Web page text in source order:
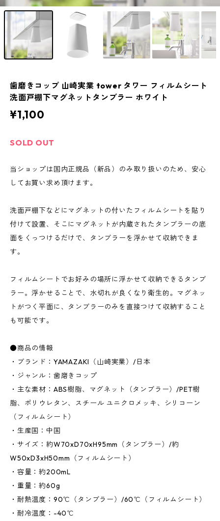
歯磨きコップ 山崎実業 tower タワー フィルムシート
洗面戸棚下マグネットタンブラー ホワイト
¥1,100
SOLD OUT
当ショップは国内正規品（新品）のみ取り扱いのため、安心
してお買い求め頂けます。
洗面戸棚下などにマグネットの付いたフィルムシートを貼り
付けて設置、そこにマグネットが内蔵されたタンブラーの底
面をくっつけるだけで、タンブラーを浮かせて収納できま
す。
フィルムシートでお好みの場所に浮かせて収納できるタンブ
ラー。浮かせることで、水切れが良くなり衛生的。マグネッ
トがつく平面に、タンブラーのみを直接つけて収納すること
も可能です。
●商品の情報
・ブランド：YAMAZAKI（山崎実業）/日本
・ジャンル：歯磨きコップ
・主な素材：ABS樹脂、マグネット（タンブラー）/PET樹
脂、ポリウレタン、スチール ユニクロメッキ、シリコーン
（フィルムシート）
・生産国：中国
・サイズ：約W70xD70xH95mm（タンブラー）/約
W50xD3xH50mm（フィルムシート）
・容量：約200mL
・重量：約60g
・耐熱温度：90℃（タンブラー）/60℃（フィルムシート）
・耐冷温度：-40℃